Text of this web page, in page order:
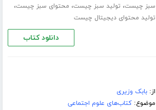
سبز چیست، تولید سبز چیست، محتوای سبز چیست،
تولید محتوای دیجیتال چیست
دانلود کتاب
از:بابک وزیری
موضوع:کتاب‌های علوم اجتماعی